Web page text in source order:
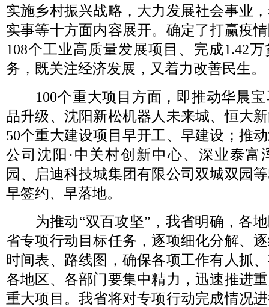
实施乡村振兴战略，大力发展社会事业
实事等十方面内容展开。确定了打赢疫
108个工业高质量发展项目、完成1.42
务，既关注经济发展，又着力改善民生。
100个重大项目方面，即推动华晨
品升级、沈阳新松机器人未来城、恒大
50个重大建设项目早开工、早建设；推
公司沈阳·中关村创新中心、深业泰富
园、启迪科技城集团有限公司双城双园
早签约、早落地。
为推动“双百攻坚”，我省明确，各
省专项行动目标任务，逐项细化分解、
时间表、路线图，确保各项工作有人抓
各地区、各部门要集中精力，迅速推进
重大项目。我省将对专项行动完成情况